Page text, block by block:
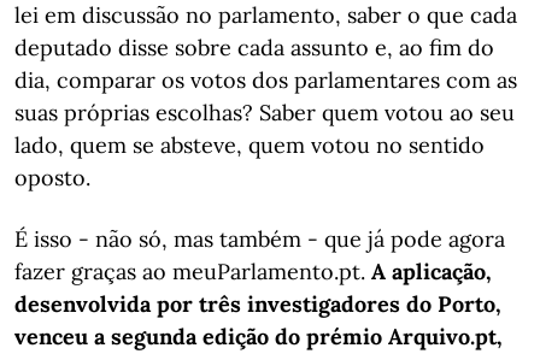
lei em discussão no parlamento, saber o que cada
deputado disse sobre cada assunto e, ao fim do
dia, comparar os votos dos parlamentares com as
suas próprias escolhas? Saber quem votou ao seu
lado, quem se absteve, quem votou no sentido
oposto.
É isso - não só, mas também - que já pode agora
fazer graças ao meuParlamento.pt. A aplicação,
desenvolvida por três investigadores do Porto,
venceu a segunda edição do prémio Arquivo.pt,